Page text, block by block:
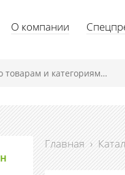
О компании
Главная ›